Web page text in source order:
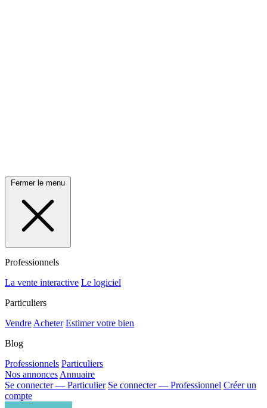
Fermer le menu
Professionnels
La vente interactive Le logiciel
Particuliers
Vendre Acheter Estimer votre bien
Blog
Professionnels Particuliers
Nos annonces Annuaire
Se connecter — Particulier Se connecter — Professionnel Créer un
compte